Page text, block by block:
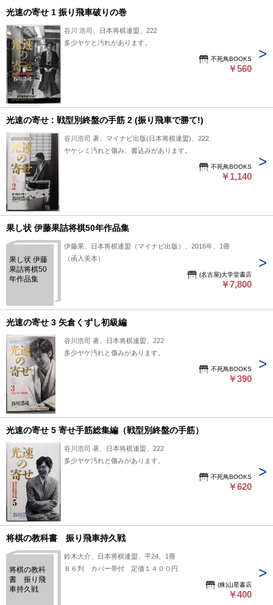
光速の寄せ 1 振り飛車破りの巻
谷川 浩司、日本将棋連盟、222
多少ヤケと汚れがあります。
不死鳥BOOKS
￥560
光速の寄せ : 戦型別終盤の手筋 2 (振り飛車で勝て!)
谷川浩司 著、マイナビ出版(日本将棋連盟)、222
ヤケシミ汚れと傷み、書込みがあります。
不死鳥BOOKS
￥1,140
果し状 伊藤果詰将棋50年作品集
果し状 伊藤
果詰将棋50
年作品集
伊藤果、日本将棋連盟（マイナビ出版）、2016年、1冊
（函入美本）
(名古屋)大学堂書店
￥7,800
光速の寄せ 3 矢倉くずし初級編
谷川浩司 著、日本将棋連盟、222
多少ヤケ汚れと傷みがあります。
不死鳥BOOKS
￥390
光速の寄せ 5 寄せ手筋総集編（戦型別終盤の手筋）
谷川浩司 著、日本将棋連盟、222
多少ヤケ汚れと傷みがあります。
不死鳥BOOKS
￥620
将棋の教科書 振り飛車持久戦
将棋の教科
書 振り飛
車持久戦
鈴木大介、日本将棋連盟、平24、1冊
Ｂ６判 カバー帯付 定価１４００円
(株)山星書店
￥400